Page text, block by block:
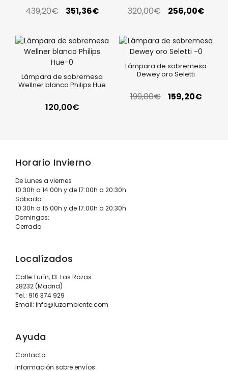
439,20€ 351,36€ 320,00€ 256,00€
Lámpara de sobremesa
Wellner blanco Philips Hue
120,00€
Lámpara de sobremesa
Dewey oro Seletti
199,00€ 159,20€
Horario Invierno
De Lunes a viernes
10:30h a 14:00h y de 17:00h a 20:30h
Sábado:
10:30h a 15:00h y de 17:00h a 20:30h
Domingos:
Cerrado
Localízados
Calle Turín, 13. Las Rozas.
28232 (Madrid)
Tel.: 916 374 929
Email: info@luzambiente.com
Ayuda
Contacto
Información sobre envíos